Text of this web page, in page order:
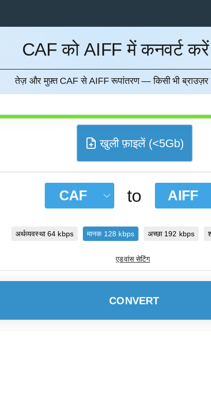
CAF को AIFF में कनवर्ट करें
तेज़ और मुफ़्त CAF से AIFF रूपांतरण — किसी भी ब्राउज़र
खुली फ़ाइलें (<5Gb)
CAF to AIFF
अर्थव्यवस्था 64 kbps मानक 128 kbps अच्छा 192 kbps
एडवांस सेटिंग
CONVERT